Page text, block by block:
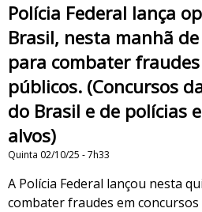
Polícia Federal lança
Brasil, nesta manhã
para combater
públicos. (Concursos
do Brasil e de polícias
alvos)
Quinta 02/10/25 - 7h33
A Polícia Federal lançou nesta
combater fraudes em